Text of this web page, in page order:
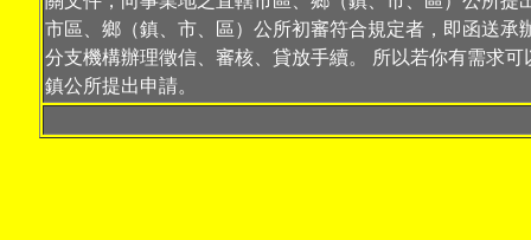
市區、鄉（鎮、市、區）公所初審符合規定者，即函送承
分支機構辦理徵信、審核、貸放手續。 所以若你有需求可
鎮公所提出申請。